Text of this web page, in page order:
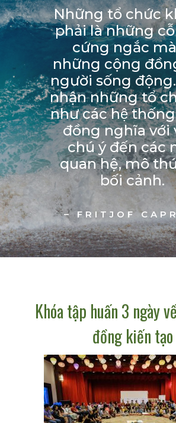
Những tổ chức
phải là những
cứng ngắc
những cộng
người sống
nhận những tổ
như các hệ
đồng nghĩa với
chú ý đến các
quan hệ, mô
bối cảnh.
– FRITJOF
Khóa tập huấn 3 ngày
đồng kiến tạo